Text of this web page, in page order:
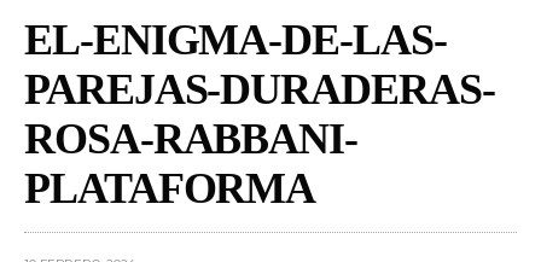
EL-ENIGMA-DE-LAS-
PAREJAS-DURADERAS-
ROSA-RABBANI-
PLATAFORMA